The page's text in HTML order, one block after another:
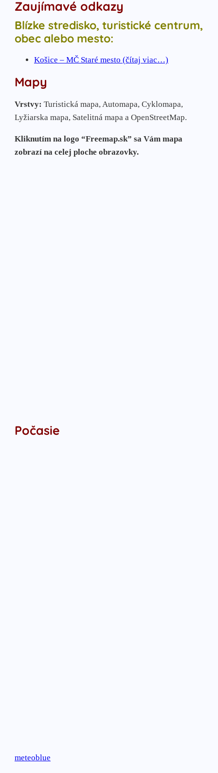
Zaujímavé odkazy
Blízke stredisko, turistické centrum,
obec alebo mesto:
Košice – MČ Staré mesto (čítaj viac…)
Mapy
Vrstvy: Turistická mapa, Automapa, Cyklomapa,
Lyžiarska mapa, Satelitná mapa a OpenStreetMap.
Kliknutím na logo “Freemap.sk” sa Vám mapa
zobrazí na celej ploche obrazovky.
Počasie
meteoblue